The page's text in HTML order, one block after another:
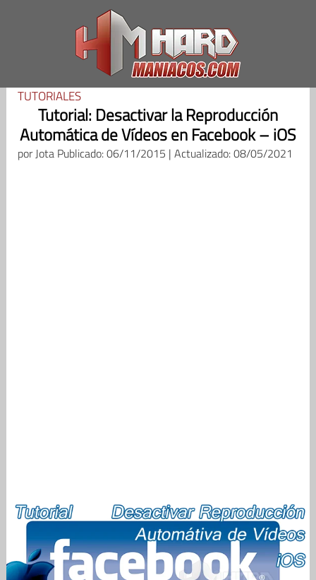
TUTORIALES
Tutorial: Desactivar la Reproducción
Automática de Vídeos en Facebook – iOS
por Jota Publicado: 06/11/2015 | Actualizado: 08/05/2021